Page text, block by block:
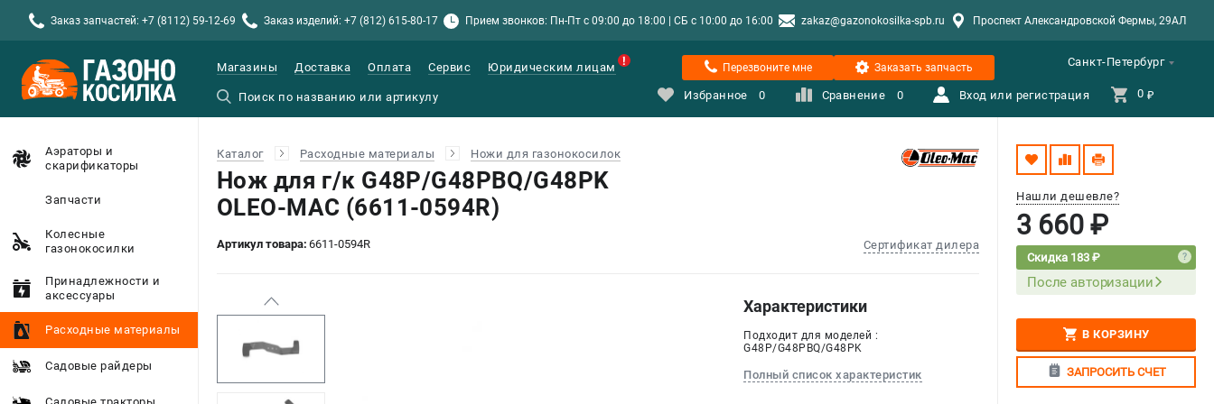
Заказ запчастей: +7 (8112) 59-12-69 Заказ изделий: +7 (812) 615-80-17 Прием звонков: Пн-Пт с 09:00 до 18:00 | СБ с 10:00 до 16:00 zakaz@gazonokosilka-spb.ru Проспект Александровской Фермы, 29АЛ
Санкт-Петербург
Магазины Доставка Оплата Сервис Юридическим лицам Перезвоните мне Заказать запчасть
Избранное 0 Сравнение 0 Вход или регистрация 0 ₽
Аэраторы и
скарификаторы
Запчасти
Колесные
газонокосилки
Принадлежности и
аксессуары
Расходные материалы
Садовые райдеры
Каталог Расходные материалы Ножи для газонокосилок
Нож для г/к G48P/G48PBQ/G48PK
OLEO-MAC (6611-0594R)
Артикул товара: 6611-0594R Сертификат дилера
Нашли дешевле?
3 660 ₽
Скидка 183 ₽
После авторизации
В КОРЗИНУ
ЗАПРОСИТЬ СЧЕТ
Характеристики
Подходит для моделей :
G48P/G48PBQ/G48PK
Полный список характеристик